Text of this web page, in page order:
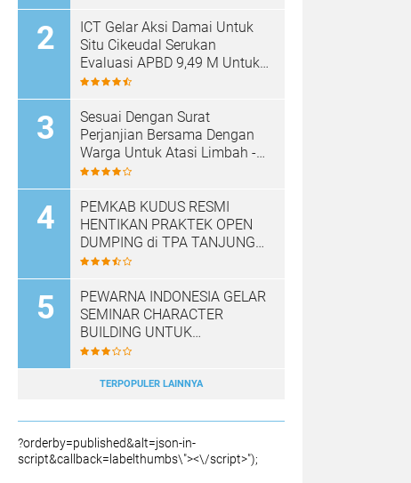
Sementara
ICT Gelar Aksi Damai Untuk
Situ Cikeudal Serukan
Evaluasi APBD 9,49 M Untuk
Skala Prioritaskan Kebutuhan
Sesuai Dengan Surat
Perjanjian Bersama Dengan
Warga Untuk Atasi Limbah -
Pabrik Aci Giat Perbaiki Kobak
PEMKAB KUDUS RESMI
HENTIKAN PRAKTEK OPEN
DUMPING di TPA TANJUNG
REJO, KEC.JEKULO
SISTEM PENGELOLAAN
SAMPAH BARU
PEWARNA INDONESIA GELAR
SEMINAR CHARACTER
BUILDING UNTUK
MEMBANGUN JURNALIS
DAN BERDAMPAK*
TERPOPULER LAINNYA
?orderby=published&alt=json-in-
script&callback=labelthumbs\"><\/script>");